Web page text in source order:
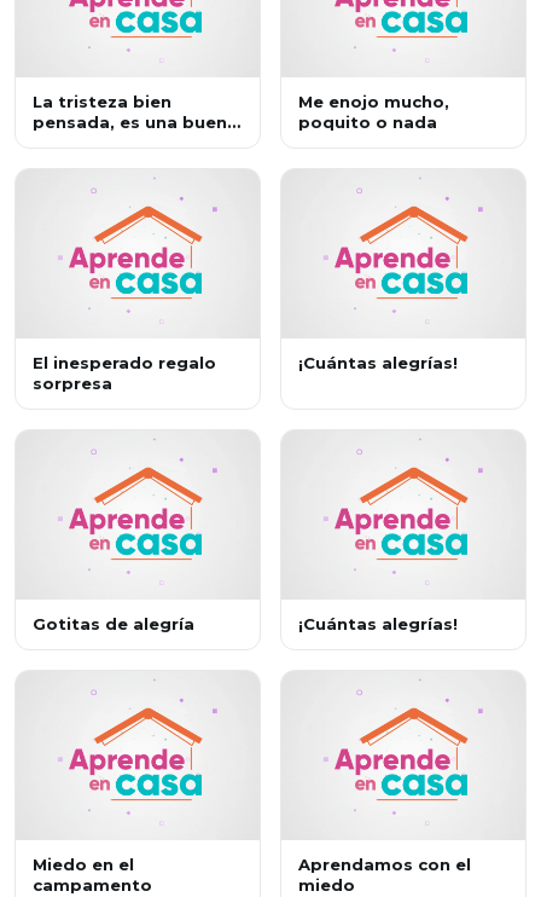
La tristeza bien
pensada, es una buena
Me enojo mucho,
poquito o nada
El inesperado regalo
sorpresa
¡Cuántas alegrías!
Gotitas de alegría ¡Cuántas alegrías!
Miedo en el
campamento
Aprendamos con el
miedo